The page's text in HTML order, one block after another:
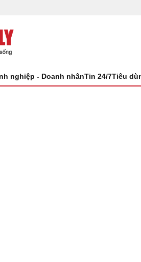
nghiệp - Doanh nhânTin 24/7Tiêu